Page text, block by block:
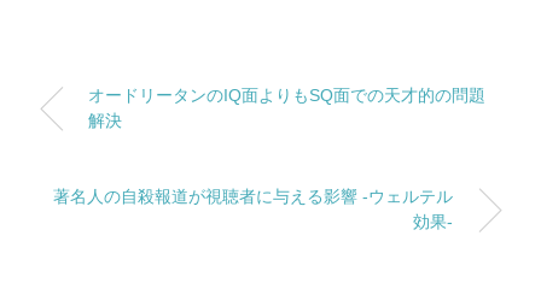
オードリータンのIQ面よりもSQ面での天才的の問題
解決
著名人の自殺報道が視聴者に与える影響 -ウェルテル
効果-